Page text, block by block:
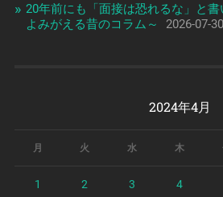
20年前にも「面接は恐れるな」と
よみがえる昔のコラム～
2026-07-30
2024年4月
月 火 水 木
1 2 3 4